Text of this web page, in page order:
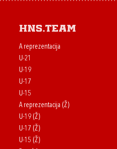
HNS.team
A reprezentacija
U-21
U-19
U-17
U-15
A reprezentacija (Ž)
U-19 (Ž)
U-17 (Ž)
U-15 (Ž)